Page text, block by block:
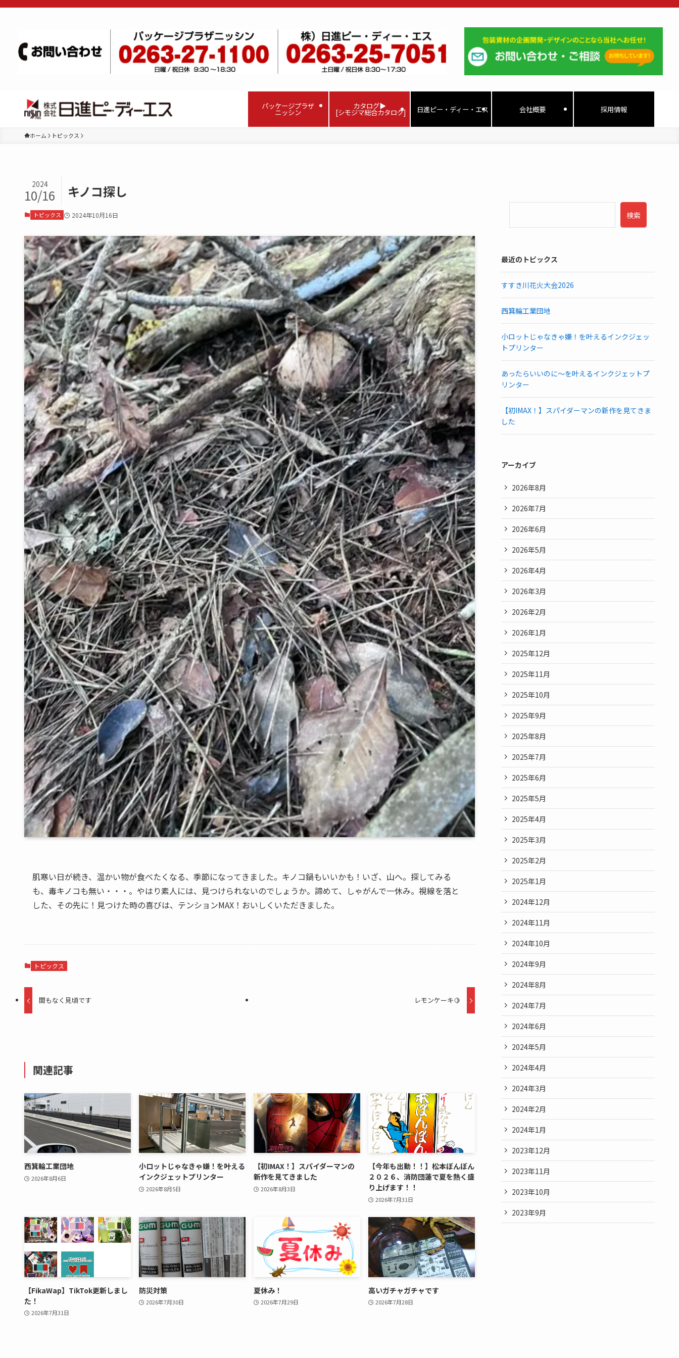
パッケージプラザ
ニッシン
カタログ▶
[シモジマ総合カタログ] 日進ピー・ディー・エス 会社概要 採用情報
ホーム トピックス
キノコ探し
2024
10/16
トピックス 2024年10月16日
肌寒い日が続き、温かい物が食べたくなる、季節になってきました。キノコ鍋もいいかも！いざ、山へ。探してみる
も、毒キノコも無い・・・。やはり素人には、見つけられないのでしょうか。諦めて、しゃがんで一休み。視線を落と
した、その先に！見つけた時の喜びは、テンションMAX！おいしくいただきました。
トピックス
間もなく見頃です レモンケーキ🍋
関連記事
西箕輪工業団地
2026年8月6日
小ロットじゃなきゃ嫌！を叶える
インクジェットプリンター
2026年8月5日
【初IMAX！】スパイダーマンの
新作を見てきました
2026年8月3日
【今年も出動！！】松本ぼんぼん
２０２６、消防団蓮で夏を熱く盛
り上げます！！
2026年7月31日
【FikaWap】TikTok更新しまし
た！
2026年7月31日
防災対策
2026年7月30日
夏休み！
2026年7月29日
高いガチャガチャです
2026年7月28日
検索
最近のトピックス
すすき川花火大会2026
西箕輪工業団地
小ロットじゃなきゃ嫌！を叶えるインクジェッ
トプリンター
あったらいいのに～を叶えるインクジェットプ
リンター
【初IMAX！】スパイダーマンの新作を見てきま
した
アーカイブ
2026年8月
2026年7月
2026年6月
2026年5月
2026年4月
2026年3月
2026年2月
2026年1月
2025年12月
2025年11月
2025年10月
2025年9月
2025年8月
2025年7月
2025年6月
2025年5月
2025年4月
2025年3月
2025年2月
2025年1月
2024年12月
2024年11月
2024年10月
2024年9月
2024年8月
2024年7月
2024年6月
2024年5月
2024年4月
2024年3月
2024年2月
2024年1月
2023年12月
2023年11月
2023年10月
2023年9月